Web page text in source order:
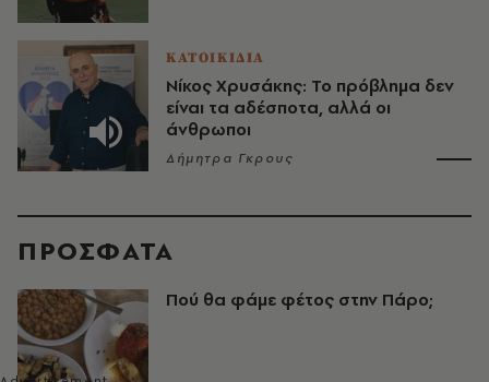
ΚΑΤΟΙΚΙΔΙΑ
Νίκος Χρυσάκης: Το πρόβλημα δεν
είναι τα αδέσποτα, αλλά οι
άνθρωποι
Δήμητρα Γκρους
ΠΡΟΣΦΑΤΑ
Πού θα φάμε φέτος στην Πάρο;